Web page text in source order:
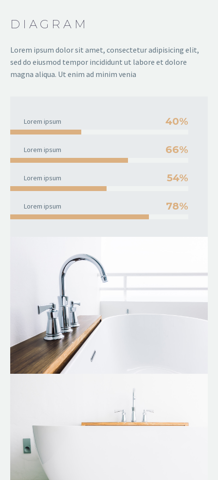
DIAGRAM
Lorem ipsum dolor sit amet, consectetur adipisicing elit,
sed do eiusmod tempor incididunt ut labore et dolore
magna aliqua. Ut enim ad minim venia
Lorem ipsum 40%
Lorem ipsum 66%
Lorem ipsum 54%
Lorem ipsum 78%